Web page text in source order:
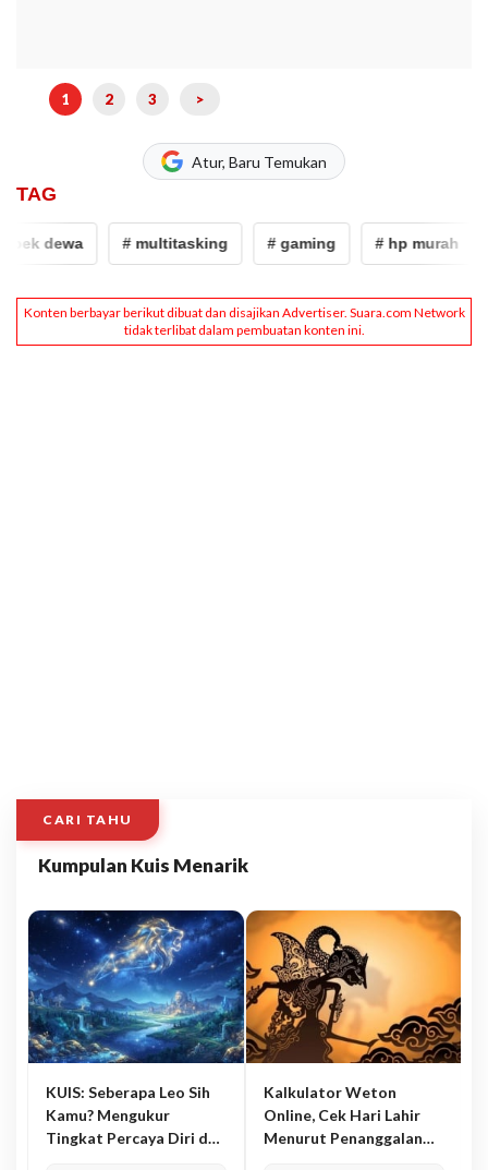
1 2 3 >
Atur, Baru Temukan
TAG
dewa # multitasking # gaming # hp murah
CARI TAHU
Kumpulan Kuis Menarik
KUIS: Seberapa Leo Sih
Kamu? Mengukur
Tingkat Percaya Diri dan
Kalkulator Weton
Online, Cek Hari Lahir
Menurut Penanggalan